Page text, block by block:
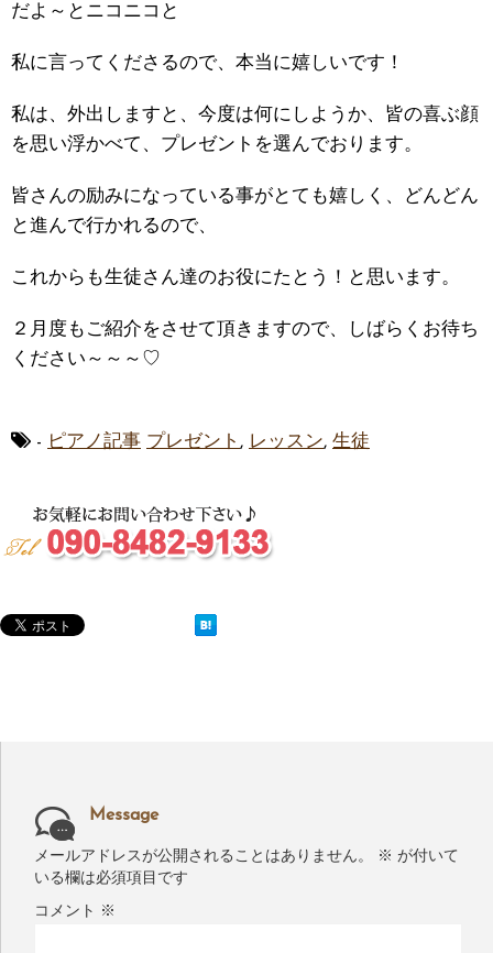
だよ～とニコニコと
私に言ってくださるので、本当に嬉しいです！
私は、外出しますと、今度は何にしようか、皆の喜ぶ顔
を思い浮かべて、プレゼントを選んでおります。
皆さんの励みになっている事がとても嬉しく、どんどん
と進んで行かれるので、
これからも生徒さん達のお役にたとう！と思います。
２月度もご紹介をさせて頂きますので、しばらくお待ち
ください～～～♡
- ピアノ記事 プレゼント , レッスン, 生徒
Message
メールアドレスが公開されることはありません。 ※ が付いて
いる欄は必須項目です
コメント ※